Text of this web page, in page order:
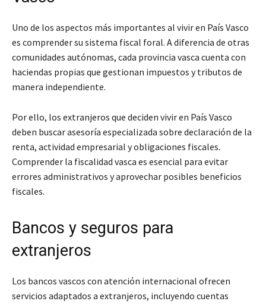
Uno de los aspectos más importantes al vivir en País Vasco
es comprender su sistema fiscal foral. A diferencia de otras
comunidades autónomas, cada provincia vasca cuenta con
haciendas propias que gestionan impuestos y tributos de
manera independiente.
Por ello, los extranjeros que deciden vivir en País Vasco
deben buscar asesoría especializada sobre declaración de la
renta, actividad empresarial y obligaciones fiscales.
Comprender la fiscalidad vasca es esencial para evitar
errores administrativos y aprovechar posibles beneficios
fiscales.
Bancos y seguros para
extranjeros
Los bancos vascos con atención internacional ofrecen
servicios adaptados a extranjeros, incluyendo cuentas